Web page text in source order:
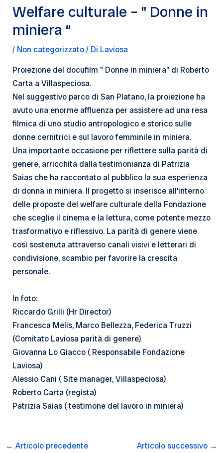
Welfare culturale – ” Donne in
miniera “
/ Non categorizzato/ Di Laviosa
Proiezione del docufilm ” Donne in miniera” di Roberto
Carta a Villaspeciosa.
Nel suggestivo parco di San Platano, la proiezione ha
avuto una enorme affluenza per assistere ad una resa
filmica di uno studio antropologico e storico sulle
donne cernitrici e sul lavoro femminile in miniera.
Una importante occasione per riflettere sulla parità di
genere, arricchita dalla testimonianza di Patrizia
Saias che ha raccontato al pubblico la sua esperienza
di donna in miniera. Il progetto si inserisce all’interno
delle proposte del welfare culturale della Fondazione
che sceglie il cinema e la lettura, come potente mezzo
trasformativo e riflessivo. La parità di genere viene
così sostenuta attraverso canali visivi e letterari di
condivisione, scambio per favorire la crescita
personale.
In foto:
Riccardo Grilli (Hr Director)
Francesca Melis, Marco Bellezza, Federica Truzzi
(Comitato Laviosa parità di genere)
Giovanna Lo Giacco ( Responsabile Fondazione
Laviosa)
Alessio Cani ( Site manager, Villaspeciosa)
Roberto Carta (regista)
Patrizia Saias ( testimone del lavoro in miniera)
Navigazione
← Articolo precedente Articolo successivo →